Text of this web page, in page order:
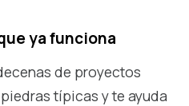
ya funciona
de proyectos
típicas y te ayuda